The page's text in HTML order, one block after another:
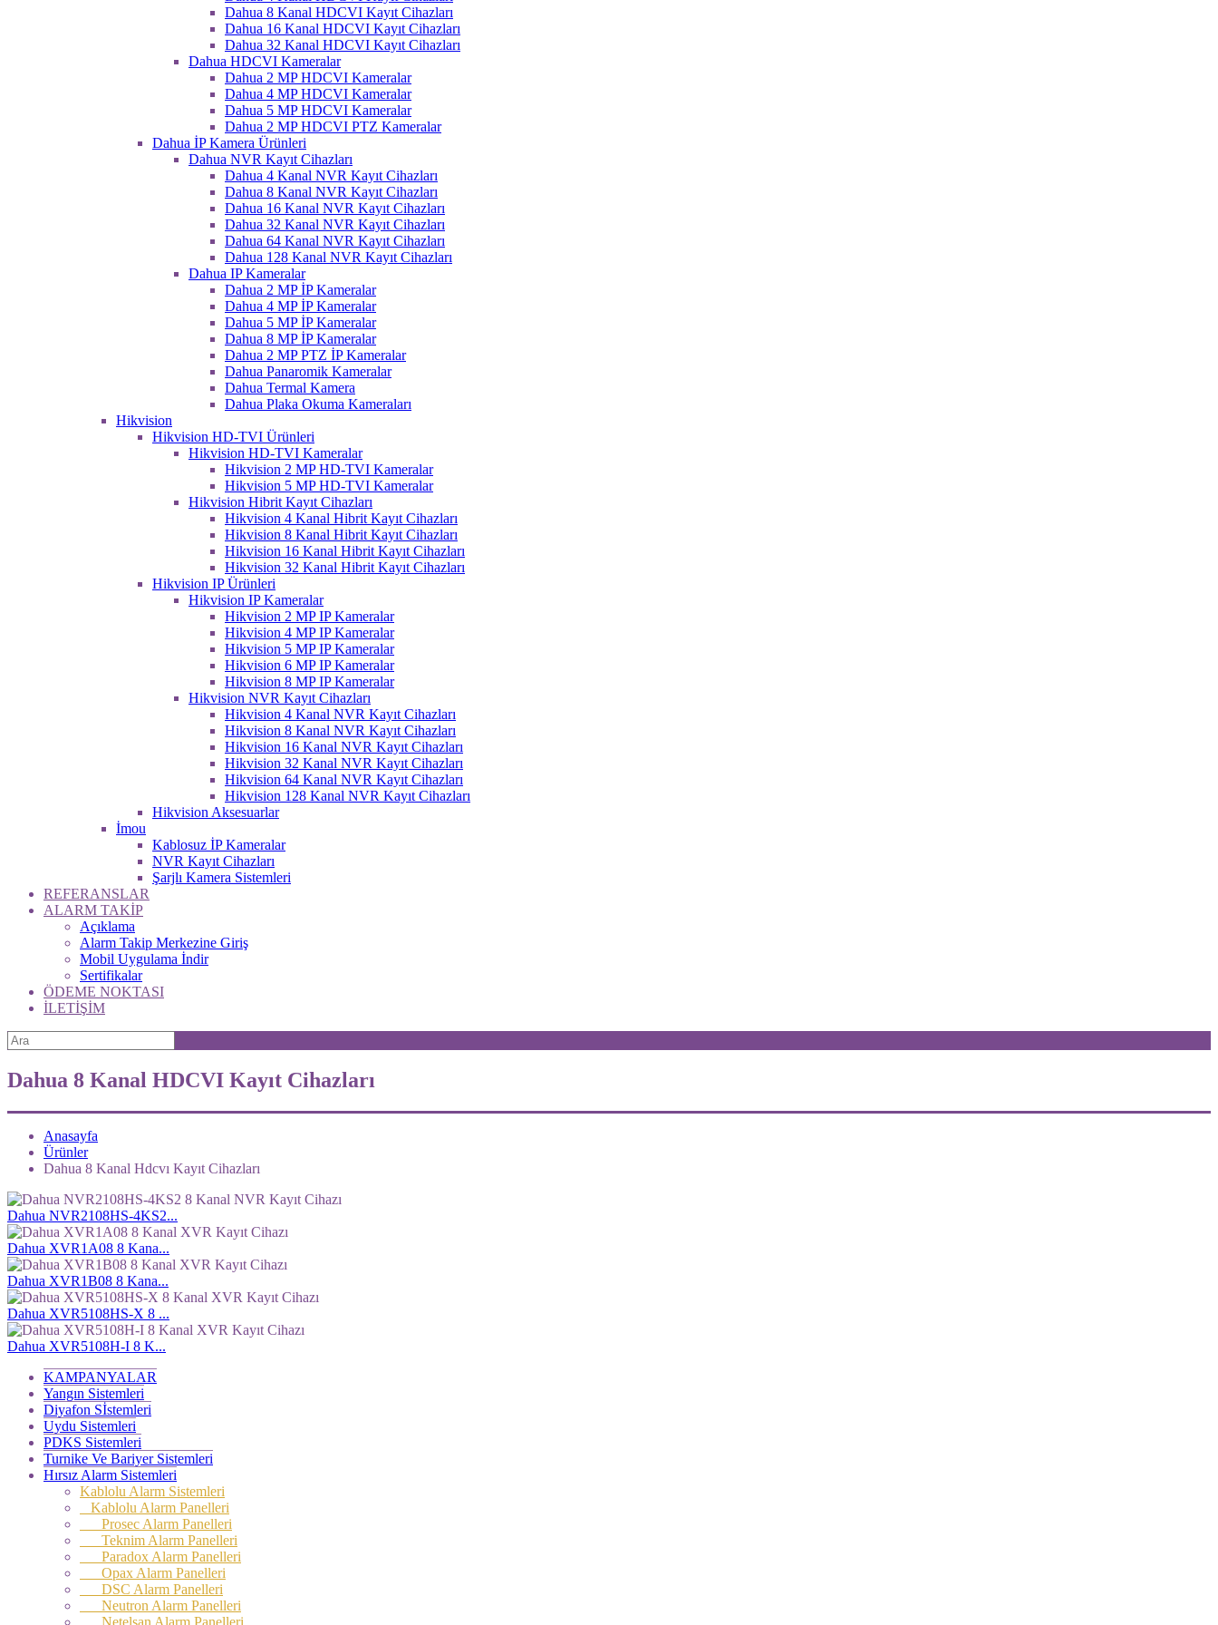
Dahua 8 Kanal HDCVI Kayıt Cihazları
Dahua 16 Kanal HDCVI Kayıt Cihazları
Dahua 32 Kanal HDCVI Kayıt Cihazları
Dahua HDCVI Kameralar
Dahua 2 MP HDCVI Kameralar
Dahua 4 MP HDCVI Kameralar
Dahua 5 MP HDCVI Kameralar
Dahua 2 MP HDCVI PTZ Kameralar
Dahua İP Kamera Ürünleri
Dahua NVR Kayıt Cihazları
Dahua 4 Kanal NVR Kayıt Cihazları
Dahua 8 Kanal NVR Kayıt Cihazları
Dahua 16 Kanal NVR Kayıt Cihazları
Dahua 32 Kanal NVR Kayıt Cihazları
Dahua 64 Kanal NVR Kayıt Cihazları
Dahua 128 Kanal NVR Kayıt Cihazları
Dahua IP Kameralar
Dahua 2 MP İP Kameralar
Dahua 4 MP İP Kameralar
Dahua 5 MP İP Kameralar
Dahua 8 MP İP Kameralar
Dahua 2 MP PTZ İP Kameralar
Dahua Panaromik Kameralar
Dahua Termal Kamera
Dahua Plaka Okuma Kameraları
Hikvision
Hikvision HD-TVI Ürünleri
Hikvision HD-TVI Kameralar
Hikvision 2 MP HD-TVI Kameralar
Hikvision 5 MP HD-TVI Kameralar
Hikvision Hibrit Kayıt Cihazları
Hikvision 4 Kanal Hibrit Kayıt Cihazları
Hikvision 8 Kanal Hibrit Kayıt Cihazları
Hikvision 16 Kanal Hibrit Kayıt Cihazları
Hikvision 32 Kanal Hibrit Kayıt Cihazları
Hikvision IP Ürünleri
Hikvision IP Kameralar
Hikvision 2 MP IP Kameralar
Hikvision 4 MP IP Kameralar
Hikvision 5 MP IP Kameralar
Hikvision 6 MP IP Kameralar
Hikvision 8 MP IP Kameralar
Hikvision NVR Kayıt Cihazları
Hikvision 4 Kanal NVR Kayıt Cihazları
Hikvision 8 Kanal NVR Kayıt Cihazları
Hikvision 16 Kanal NVR Kayıt Cihazları
Hikvision 32 Kanal NVR Kayıt Cihazları
Hikvision 64 Kanal NVR Kayıt Cihazları
Hikvision 128 Kanal NVR Kayıt Cihazları
Hikvision Aksesuarlar
İmou
Kablosuz İP Kameralar
NVR Kayıt Cihazları
Şarjlı Kamera Sistemleri
REFERANSLAR
ALARM TAKİP
Açıklama
Alarm Takip Merkezine Giriş
Mobil Uygulama İndir
Sertifikalar
ÖDEME NOKTASI
İLETİŞİM
Dahua 8 Kanal HDCVI Kayıt Cihazları
Anasayfa
Ürünler
Dahua 8 Kanal Hdcvı Kayıt Cihazları
Dahua NVR2108HS-4KS2...
Dahua XVR1A08 8 Kana...
Dahua XVR1B08 8 Kana...
Dahua XVR5108HS-X 8 ...
Dahua XVR5108H-I 8 K...
KAMPANYALAR
Yangın Sistemleri
Diyafon Sİstemleri
Uydu Sistemleri
PDKS Sistemleri
Turnike Ve Bariyer Sistemleri
Hırsız Alarm Sistemleri
Kablolu Alarm Sistemleri
Kablolu Alarm Panelleri
Prosec Alarm Panelleri
Teknim Alarm Panelleri
Paradox Alarm Panelleri
Opax Alarm Panelleri
DSC Alarm Panelleri
Neutron Alarm Panelleri
Netelsan Alarm Panelleri